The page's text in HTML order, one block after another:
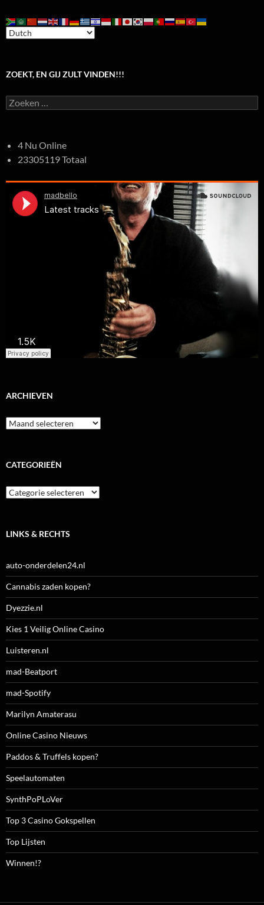
ZOEKT, EN GIJ ZULT VINDEN!!!
Zoeken
naar:
4 Nu Online
23305119 Totaal
ARCHIEVEN
Archieven
CATEGORIEËN
Categorieën
LINKS & RECHTS
auto-onderdelen24.nl
Cannabis zaden kopen?
Dyezzie.nl
Kies 1 Veilig Online Casino
Luisteren.nl
mad-Beatport
mad-Spotify
Marilyn Amaterasu
Online Casino Nieuws
Paddos & Truffels kopen?
Speelautomaten
SynthPoPLoVer
Top 3 Casino Gokspellen
Top Lijsten
Winnen!?